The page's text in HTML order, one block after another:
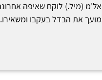
אל'מ (מיל.) לוקח שאיפה
מועך את הבדל בעקבו